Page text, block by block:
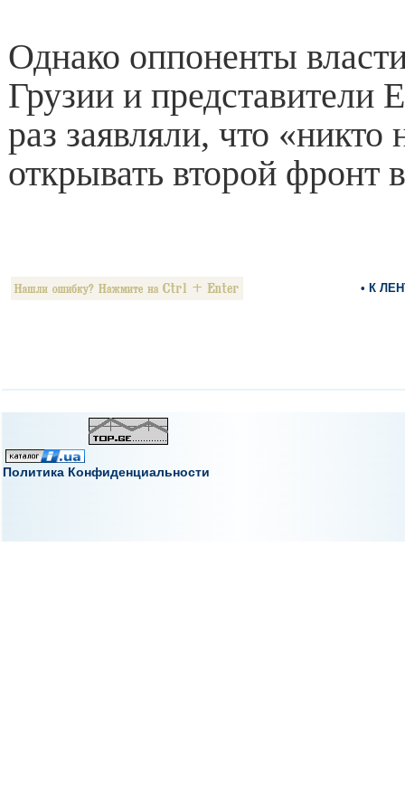
Однако оппоненты
Грузии и
раз заявляли, что «никто
открывать второй фронт
• К
Политика Конфиденциальности